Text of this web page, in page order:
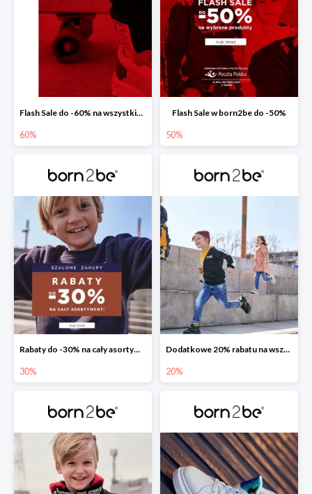
Flash Sale do -60% na wszystkie buty sportowe dziecięce
60%
Flash Sale w born2be do -50%
50%
Rabaty do -30% na cały asortyment
30%
Dodatkowe 20% rabatu na wszystko w Born2be
20%